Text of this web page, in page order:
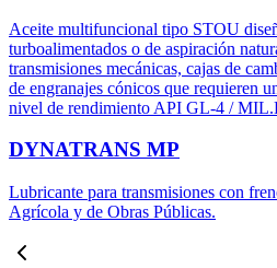
Aceite multifuncional tipo STOU
turboalimentados o de aspiración
transmisiones mecánicas, cajas de
de engranajes cónicos que requieren
nivel de rendimiento API GL-4 /
DYNATRANS MP
Lubricante para transmisiones con
Agrícola y de Obras Públicas.